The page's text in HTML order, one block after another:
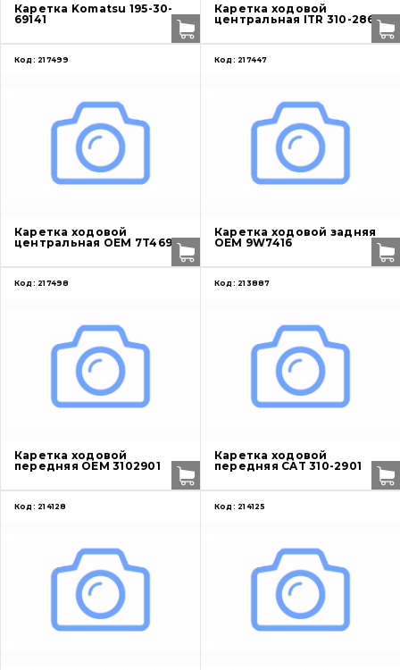
Каретка Komatsu 195-30-
69141
Каретка ходовой
центральная ITR 310-2866
Код: 217499
Каретка ходовой
центральная OEM 7T4697
Код: 217447
Каретка ходовой задняя
OEM 9W7416
Код: 217498
Каретка ходовой
передняя OEM 3102901
Код: 213887
Каретка ходовой
передняя CAT 310-2901
Код: 214128 Код: 214125